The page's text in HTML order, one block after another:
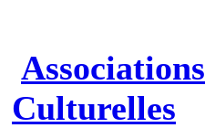
Associations
Culturelles